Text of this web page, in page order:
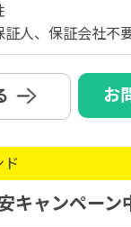
人、保証会社不
お
キャンペー